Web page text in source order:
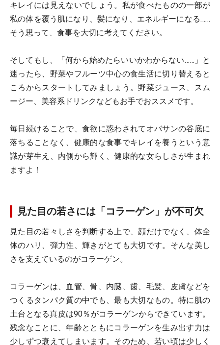
キレイには見えないでしょう。私が食べたものの一部が
私の体を覆う肌になり、髪になり、エネルギーになる……
そう思って、食事を大切に考えてください。
そしてもし、「何から始めたらいいかわからない……」と
迷ったら、野菜やフルーツ中心の食生活に切り替えると
ころからスタートしてみましょう。野菜ジュース、スム
ージー、美容系ドリンクなどもお手でおススメです。
毎日続けることで、食欲に惑わされてオバサンの谷底に
落ちることなく、健康的な食事でキレイを養うという意
識が芽生え、内側から輝く、健康的な女らしさが生まれ
ますよ！
見た目の若さには「コラーゲン」が不可欠
見た目の若々しさを判断する上で、顔だけでなく、体全
体のハリ、弾力性、輝きがとても大切です。そんな美し
さを支えているのがコラーゲン。
コラーゲンは、血管、骨、内臓、歯、毛髪、皮膚などを
つくるタンパク質の中でも、最も大切なもの。特に肌の
土台となる真皮は90％がコラーゲンからできています。
残念なことに、年齢とともにコラーゲンを生み出す力は
少しずつ衰えてしまいます。そのため、若い頃は少しく